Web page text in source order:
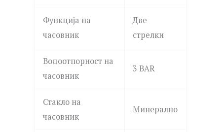
Функција на
часовник
Две
стрелки
Водоотпорност на
часовник
3 BAR
Стакло на
часовник
Минерално